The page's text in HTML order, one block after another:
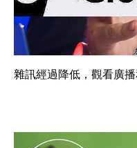
雜訊經過降低，觀看廣